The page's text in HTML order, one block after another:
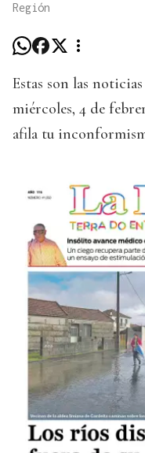
Región
Estas son las
miércoles, 4 de
afila tu